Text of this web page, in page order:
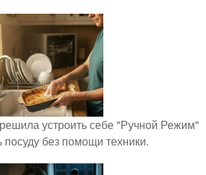
устроить себе "Ручной Режим"
без помощи техники.